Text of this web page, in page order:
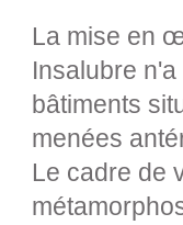
La mise en
Insalubre
bâtiments
menées
Le cadre de